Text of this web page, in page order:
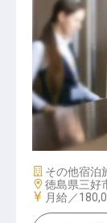
フロント
施設業態
その他宿泊
勤務地
徳島県三好
給与
月給／